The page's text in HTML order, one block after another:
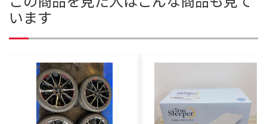
います